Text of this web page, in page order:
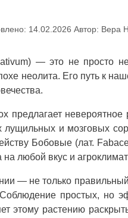
14.02.2026 Автор: Вера
— это не просто
неолита. Его путь к
предлагает
лущильных и мозговых
Бобовые (лат.
на любой вкус и
— не только
простых, но
этому растению